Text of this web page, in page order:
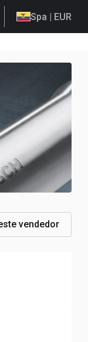
Spa | EUR
vendedor